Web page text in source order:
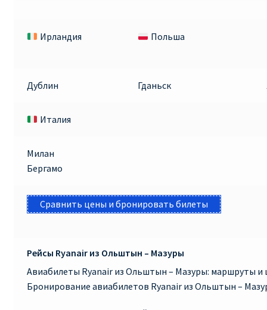
Ирландия
Польша
Дублин Гданьск
Италия
Милан
Бергамо
Сравнить цены и бронировать билеты
Рейсы Ryanair из Ольштын – Мазуры
Авиабилеты Ryanair из Ольштын – Мазуры: маршруты и
Бронирование авиабилетов Ryanair из Ольштын –